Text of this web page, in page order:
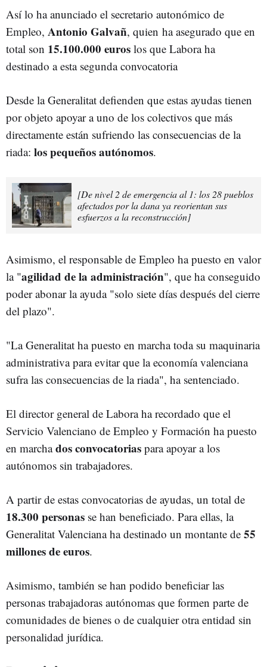
Así lo ha anunciado el secretario autonómico de
Empleo, Antonio Galvañ, quien ha asegurado que en
total son 15.100.000 euros los que Labora ha
destinado a esta segunda convocatoria
Desde la Generalitat defienden que estas ayudas tienen
por objeto apoyar a uno de los colectivos que más
directamente están sufriendo las consecuencias de la
riada: los pequeños autónomos.
[De nivel 2 de emergencia al 1: los 28 pueblos
afectados por la dana ya reorientan sus
esfuerzos a la reconstrucción]
Asimismo, el responsable de Empleo ha puesto en valor
la "agilidad de la administración", que ha conseguido
poder abonar la ayuda "solo siete días después del cierre
del plazo".
"La Generalitat ha puesto en marcha toda su maquinaria
administrativa para evitar que la economía valenciana
sufra las consecuencias de la riada", ha sentenciado.
El director general de Labora ha recordado que el
Servicio Valenciano de Empleo y Formación ha puesto
en marchados convocatorias para apoyar a los
autónomos sin trabajadores.
A partir de estas convocatorias de ayudas, un total de
18.300 personas se han beneficiado. Para ellas, la
Generalitat Valenciana ha destinado un montante de 55
millones de euros.
Asimismo, también se han podido beneficiar las
personas trabajadoras autónomas que formen parte de
comunidades de bienes o de cualquier otra entidad sin
personalidad jurídica.